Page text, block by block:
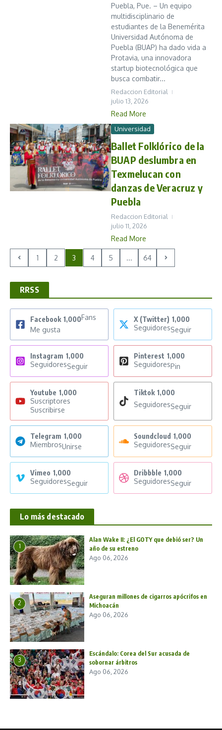
Puebla, Pue. – Un equipo
multidisciplinario de
estudiantes de la Benemérita
Universidad Autónoma de
Puebla (BUAP) ha dado vida a
Protavia, una innovadora
startup biotecnológica que
busca combatir...
Redaccion Editorial
julio 13, 2026
Read More
Universidad
Ballet Folklórico de la
BUAP deslumbra en
Texmelucan con
danzas de Veracruz y
Puebla
Redaccion Editorial
julio 11, 2026
Read More
1 2 3 4 5 ... 64
RRSS
Facebook 1,000Fans
Me gusta
X (Twitter) 1,000
SeguidoresSeguir
Instagram 1,000
SeguidoresSeguir
Pinterest 1,000
SeguidoresPin
Youtube 1,000
Suscriptores
Suscribirse
Tiktok 1,000
SeguidoresSeguir
Telegram 1,000
MiembrosUnirse
Soundcloud 1,000
SeguidoresSeguir
Vimeo 1,000
SeguidoresSeguir
Dribbble 1,000
SeguidoresSeguir
Lo más destacado
1
Alan Wake II: ¿El GOTY que debió ser? Un
año de su estreno
Ago 06, 2026
2
Aseguran millones de cigarros apócrifos en
Michoacán
Ago 06, 2026
3
Escándalo: Corea del Sur acusada de
sobornar árbitros
Ago 06, 2026